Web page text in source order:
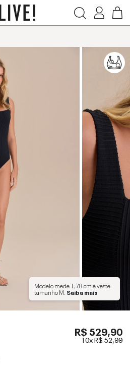
Modelo mede1,78 cme veste
tamanhoM Saiba mais
R$ 529,90
10xR$ 52,99